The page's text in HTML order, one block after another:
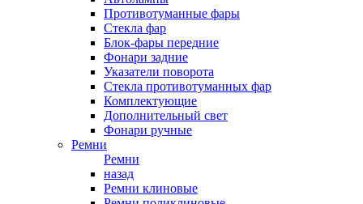
Противотуманные фары
Стекла фар
Блок-фары передние
Фонари задние
Указатели поворота
Стекла противотуманных фар
Комплектующие
Дополнительный свет
Фонари ручные
Ремни
Ремни
назад
Ремни клиновые